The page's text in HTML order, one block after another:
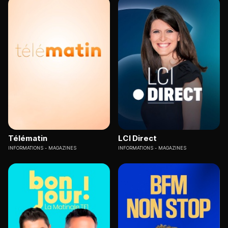
Télématin
INFORMATIONS MAGAZINES
LCI Direct
INFORMATIONS MAGAZINES